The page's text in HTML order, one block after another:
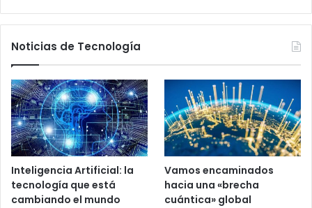
Noticias de Tecnología
Inteligencia Artificial: la
tecnología que está
cambiando el mundo
Vamos encaminados
hacia una «brecha
cuántica» global